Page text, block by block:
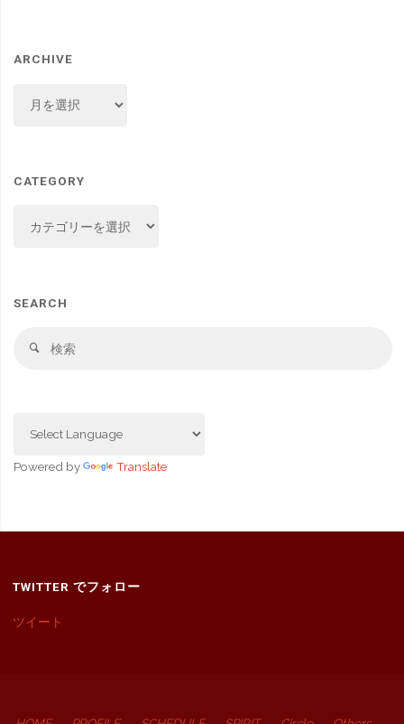
ARCHIVE
CATEGORY
SEARCH
検
Powered by Translate
TWITTER でフォロー
ツイート